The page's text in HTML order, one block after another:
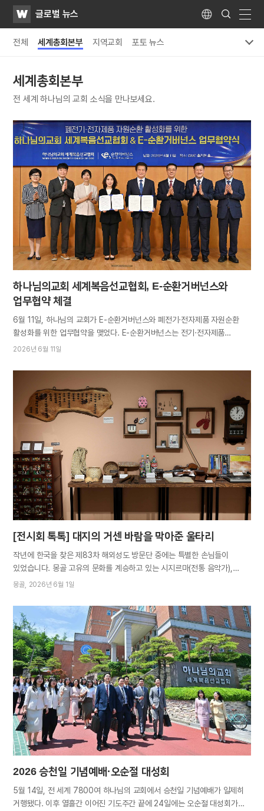
WATV글로벌 뉴스 Language
Search
Submit
전체 세계총회본부 지역교회 포토 뉴스
세계총회본부
전 세계 하나님의 교회 소식을 만나보세요.
하나님의교회 세계복음선교협회, E-순환거버넌스와
업무협약 체결
6월 11일, 하나님의 교회가 E-순환거버넌스와 폐전기·전자제품 자원순환
활성화를 위한 업무협약을 맺었다. E-순환거버넌스는 전기·전자제품
기업체의 폐제품 회수 및 재활용 의무를 공동 이행하는 공제조합으로
집하장과 50여 재활용센터를 운영·관리하며 매년 40만 톤 이상의
폐전자제품을 수거·재활용해 자원순환과 탄소중립에 기여한다. 이를 통해
마련된 기금은 사회공헌 기관에 기부하고 있다. 협약식은 하나님의 교회
김중락 이사, E-순환거버넌스 권나영 순환경영지원단장 등 관계자들이
참석한 가운데 성남 분당 소재 WMC총회 홀리퀸홀에서 열렸다. 김중락
이사는 “폐전자제품을 안전하게 수거하고 재활용 가능한 자원으로 순환하는
일은 자원 낭비를 줄이고 환경 부담을 낮추는 중요한 실천”이라며 “교회의
전자장비를 공신력 있는 시스템을 통해 처리함으로써 환경보호의 가치를
더욱 효과적으로 구현하고자 한다”고 말했다. 권나영 단장은 “폐전자제품을
재활용하면 제품 내 90% 이상의 자원을 순환할 수 있다”며 “자원 채굴 시
발생하는 온실가스를 감축하는 것은 물론,…
2026년 6월 11일
[전시회 톡톡] 대지의 거센 바람을 막아준 울타리
작년에 한국을 찾은 제83차 해외성도 방문단 중에는 특별한 손님들이
있었습니다. 몽골 고유의 문화를 계승하고 있는 시지르마(전통 음악가),
시네초그게니(마두금 연주자) 남매입니다. 이들은 ‘진심, 아버지를 읽다’전과
사랑과 희생을 떠올려보는 시간을 가졌습니다. 자녀들이 무대 위 화려한
예술가의 길을 걷기까지 그 뒤에서 묵묵히 힘이 되어준 부모님의 사랑을
만나봅니다. #1 시지르마 동생과 함께 한국에 와서 모든 순간이 감사하고
행복했지만 특별히 깊은 울림을 받은 일정이 있었습니다. 아버지전과
어머니전 관람이었습니다. 전시회를 많이 다녀봤는데도 그토록 가슴을
파고드는 전시는 처음이었습니다. 자녀를 위해서라면 부모님이 어디까지
헌신할 수 있는지 다 보여주는 것 같았습니다. 부모님께 넘치도록 사랑을
받은 저로서는 전시 글 한 편 한 편이 가슴에 와닿았습니다. 예술계에 몸담은
아버지와 어머니는 우리 삼 남매를 남부럽지 않게 키우셨습니다. 그러나
사회가 격변하던 1990년대에 이르러 사정이…
몽골 2026년 6월 1일
2026 승천일 기념예배·오순절 대성회
5월 14일, 전 세계 7800여 하나님의 교회에서 승천일 기념예배가 일제히
거행됐다. 이후 열흘간 이어진 기도주간 끝에 24일에는 오순절 대성회가